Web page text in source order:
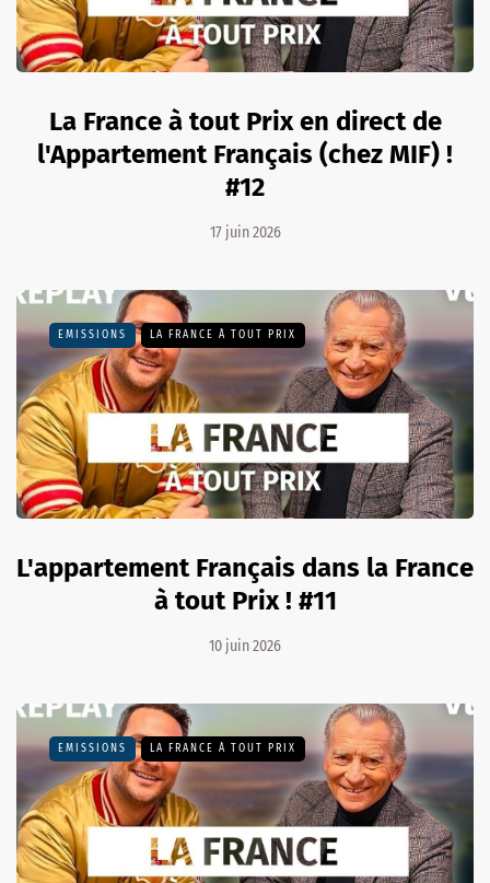
La France à tout Prix en direct de
l'Appartement Français (chez MIF) !
#12
17 juin 2026
EMISSIONS LA FRANCE À TOUT PRIX
L'appartement Français dans la France
à tout Prix ! #11
10 juin 2026
EMISSIONS LA FRANCE À TOUT PRIX